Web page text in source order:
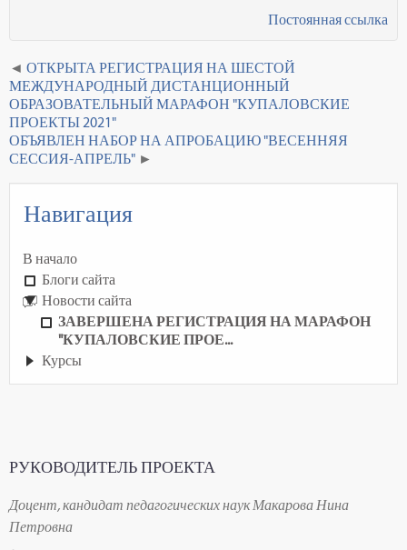
Постоянная ссылка
ОТКРЫТА РЕГИСТРАЦИЯ НА ШЕСТОЙ
МЕЖДУНАРОДНЫЙ ДИСТАНЦИОННЫЙ
ОБРАЗОВАТЕЛЬНЫЙ МАРАФОН "КУПАЛОВСКИЕ
ПРОЕКТЫ 2021"
ОБЪЯВЛЕН НАБОР НА АПРОБАЦИЮ "ВЕСЕННЯЯ
СЕССИЯ-АПРЕЛЬ"
Навигация
В начало
Блоги сайта
Новости сайта
ЗАВЕРШЕНА РЕГИСТРАЦИЯ НА МАРАФОН
"КУПАЛОВСКИЕ ПРОЕ...
Курсы
РУКОВОДИТЕЛЬ ПРОЕКТА
Доцент, кандидат педагогических наук Макарова Нина
Петровна